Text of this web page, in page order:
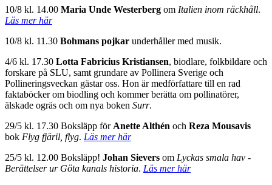
10/8 kl. 14.00 Maria Unde Westerberg om Italien inom räckhåll.
Läs mer här
10/8 kl. 11.30 Bohmans pojkar underhåller med musik.
4/6 kl. 17.30 Lotta Fabricius Kristiansen, biodlare, folkbildare och
forskare på SLU, samt grundare av Pollinera Sverige och
Pollineringsveckan gästar oss. Hon är medförfattare till en rad
faktaböcker om biodling och kommer berätta om pollinatörer,
älskade ogräs och om nya boken Surr.
29/5 kl. 17.30 Boksläpp för Anette Althén och Reza Mousavis
bok Flyg fjäril, flyg. Läs mer här
25/5 kl. 12.00 Boksläpp! Johan Sievers om Lyckas smala hav -
Berättelser ur Göta kanals historia. Läs mer här